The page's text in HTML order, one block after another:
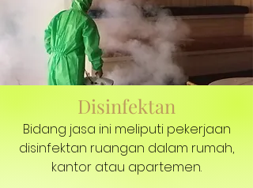
Disinfektan
Bidang jasa ini meliputi pekerjaan
disinfektan ruangan dalam rumah,
kantor atau apartemen.